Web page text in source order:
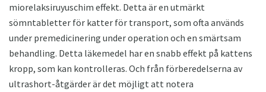
miorelaksiruyuschim effekt. Detta är en utmärkt
sömntabletter för katter för transport, som ofta används
under premedicinering under operation och en smärtsam
behandling. Detta läkemedel har en snabb effekt på kattens
kropp, som kan kontrolleras. Och från förberedelserna av
ultrashort-åtgärder är det möjligt att notera